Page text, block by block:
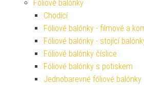
Fóliové balónky
Chodící
Fóliové balónky - filmové a
Fóliové balónky - stojící
Fóliové balónky číslice
Fóliové balónky s potiskem
Jednobarevné fóliové balónky